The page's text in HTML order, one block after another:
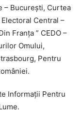
– București, Curtea
Central –
Franța ” CEDO –
Omului,
Pentru
Informații Pentru